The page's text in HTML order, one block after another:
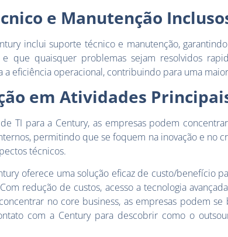
e Manutenção
inclui suporte técnico e manutenção,
que quaisquer problemas sejam resolvidos
a eficiência operacional, contribuindo para uma
em Atividades
TI para a Century, as empresas podem
permitindo que se foquem na inovação e no
técnicos.
oferece uma solução eficaz de custo/benefício
redução de custos, acesso a tecnologia
no core business, as empresas podem se
com a Century para descobrir como o